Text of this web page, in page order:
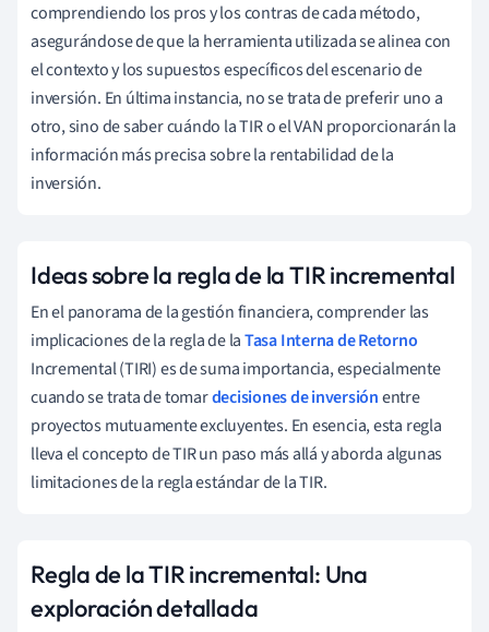
comprendiendo los pros y los contras de cada método,
asegurándose de que la herramienta utilizada se alinea con
el contexto y los supuestos específicos del escenario de
inversión. En última instancia, no se trata de preferir uno a
otro, sino de saber cuándo la TIR o el VAN proporcionarán la
información más precisa sobre la rentabilidad de la
inversión.
Ideas sobre la regla de la TIR incremental
En el panorama de la gestión financiera, comprender las
implicaciones de la regla de laTasa Interna de Retorno
Incremental (TIRI) es de suma importancia, especialmente
cuando se trata de tomardecisiones de inversiónentre
proyectos mutuamente excluyentes. En esencia, esta regla
lleva el concepto de TIR un paso más allá y aborda algunas
limitaciones de la regla estándar de la TIR.
Regla de la TIR incremental: Una
exploración detallada